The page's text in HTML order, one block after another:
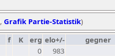
, Grafik Partie-Statistik)
f K erg elo+/- gegner
0
983